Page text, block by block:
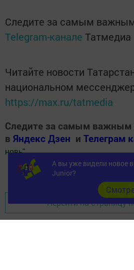
Следите за самым
Telegram-канале Татмедиа
Читайте новости
национальном
https://max.ru/tatmedia
Следите за самым важным
в Яндекс Дзен и Телеграм
новь"
Добавить Шешминскую новь в
Перейти на страницу
А вы уже видели новое
Junior?